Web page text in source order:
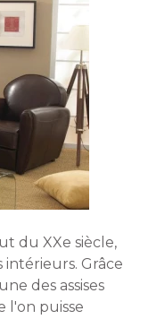
du XXe siècle,
intérieurs. Grâce
des assises
l'on puisse